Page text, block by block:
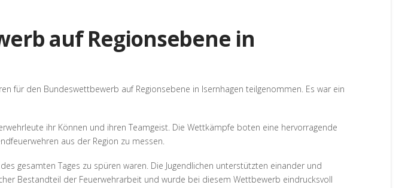
auf Regionsebene in
für den Bundeswettbewerb auf Regionsebene in Isernhagen teilgenommen. Es war ein
ihr Können und ihren Teamgeist. Die Wettkämpfe boten eine hervorragende
aus der Region zu messen.
gesamten Tages zu spüren waren. Die Jugendlichen unterstützten einander und
Bestandteil der Feuerwehrarbeit und wurde bei diesem Wettbewerb eindrucksvoll